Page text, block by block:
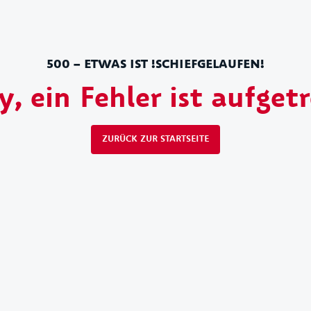
500 – ETWAS IST !SCHIEFGELAUFEN!
ein Fehler ist
ZURÜCK ZUR STARTSEITE